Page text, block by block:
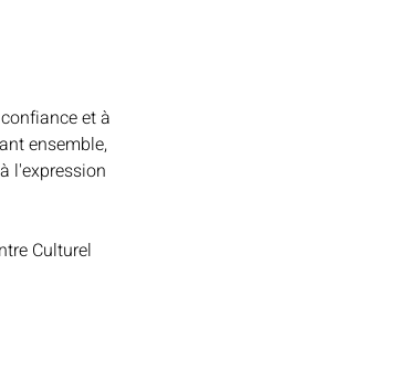
et à
ensemble,
l'expression
Culturel